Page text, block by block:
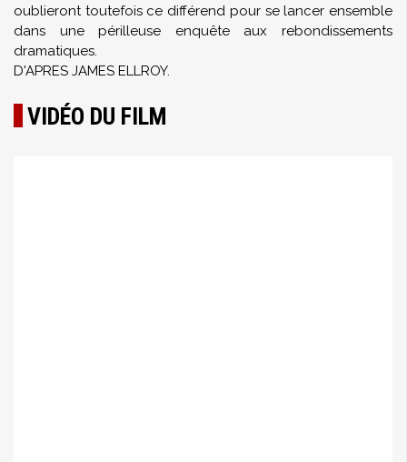
oublieront toutefois ce différend pour se lancer ensemble
dans une périlleuse enquête aux rebondissements
dramatiques.
D'APRES JAMES ELLROY.
VIDÉO DU FILM